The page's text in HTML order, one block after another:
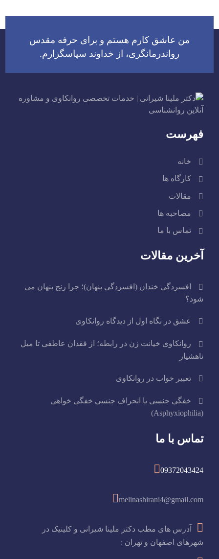
من عاشق کارم هستم و برای حرفه مقدس
رواندرمانگری، از خداوند سپاسگزارم.
فهرست
خانه
کارگاه ها
مقالات
مصاحبه ها
تماس با ما
آخرین مقالات
افسردگی خندان (افسردگی پنهان)؛ چرا رنج پنهان می
شود؟
عشق در نگاه اول از دیدگاه روانکاوی
روانکاوی خیانت زن در رابطه؛ از فقدان عاطفی تا میل
ناهشیار
تعبیر خواب در روانکاوی
خفگی جنسی یا انحراف جنسی خفگی خواهی
(Asphyxiophilia)
تماس با ما
09372043424
melinashirani4@gmail.com
آدرس های مطب دکتر ملینا شیرانی و کلینیک در
شهرهای اصفهان و تهران :